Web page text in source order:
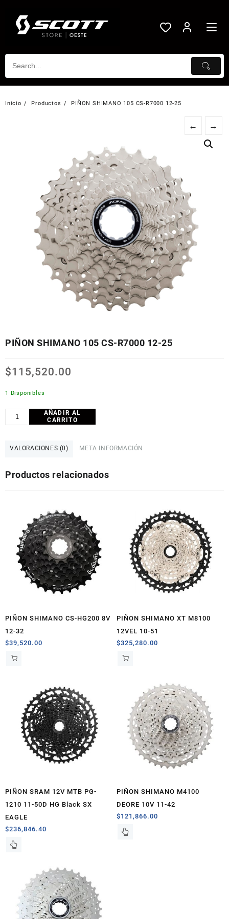
contenido
Inicio Productos PIÑON SHIMANO 105 CS-R7000 12-25
← →
PIÑON SHIMANO 105 CS-R7000 12-25
$115,520.00
1 Disponibles
PIÑON
SHIMANO
CS-
25
AÑADIR AL
CARRITO
VALORACIONES (0) META INFORMACIÓN
Productos relacionados
PIÑON SHIMANO CS-HG200 8V
12-32
$39,520.00
PIÑON SHIMANO XT M8100
12VEL 10-51
$325,280.00
PIÑON SRAM 12V MTB PG-
1210 11-50D HG Black SX
EAGLE
$236,846.40
PIÑON SHIMANO M4100
DEORE 10V 11-42
$121,866.00